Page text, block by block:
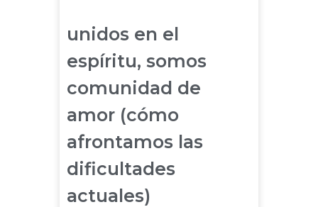
unidos en el
espíritu, somos
comunidad de
amor (cómo
afrontamos las
dificultades
actuales)